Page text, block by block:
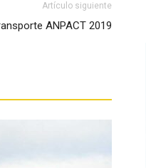
Artículo siguiente
ANPACT 2019